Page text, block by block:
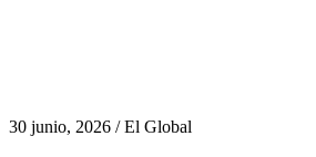
30 junio, 2026 / El Global